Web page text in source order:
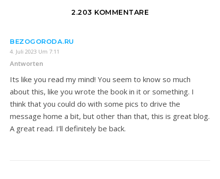
2.203 KOMMENTARE
BEZOGORODA.RU
4. Juli 2023 Um 7:11
Antworten
Its like you read my mind! You seem to know so much
about this, like you wrote the book in it or something. I
think that you could do with some pics to drive the
message home a bit, but other than that, this is great blog.
A great read. I’ll definitely be back.